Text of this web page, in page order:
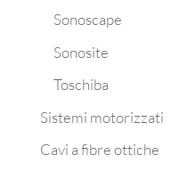
Sonoscape
Sonosite
Toschiba
Sistemi motorizzati
Cavi a fibre ottiche